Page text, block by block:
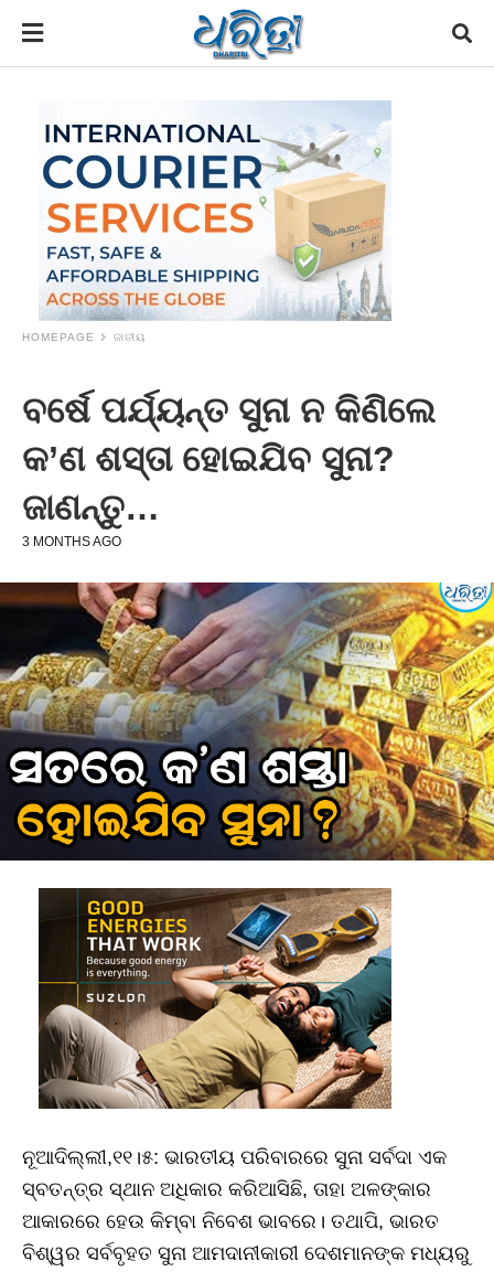
HOMEPAGE ଜାତୀୟ
ବର୍ଷେ ପର୍ଯ୍ୟନ୍ତ ସୁନା ନ କିଣିଲେ
କ’ଣ ଶସ୍ତା ହୋଇଯିବ ସୁନା?
ଜାଣନ୍ତୁ…
3 MONTHS AGO
ନୂଆଦିଲ୍ଲୀ,୧୧।୫: ଭାରତୀୟ ପରିବାରରେ ସୁନା ସର୍ବଦା ଏକ
ସ୍ବତନ୍ତ୍ର ସ୍ଥାନ ଅଧିକାର କରିଆସିଛି, ତାହା ଅଳଙ୍କାର
ଆକାରରେ ହେଉ କିମ୍ବା ନିବେଶ ଭାବରେ। ତଥାପି, ଭାରତ
ବିଶ୍ୱର ସର୍ବବୃହତ ସୁନା ଆମଦାନୀକାରୀ ଦେଶମାନଙ୍କ ମଧ୍ୟରୁ